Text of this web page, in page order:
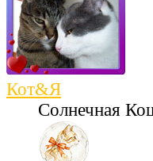
Кот&Я
Солнечная